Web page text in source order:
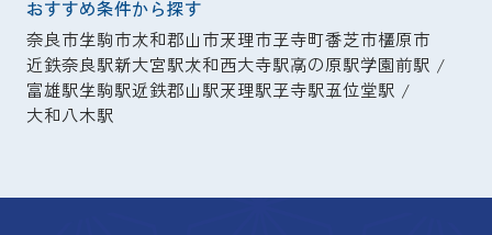
おすすめ条件から探す
奈良市生駒市大和郡山市天理市王寺町香芝市橿原市
近鉄奈良駅新大宮駅大和西大寺駅高の原駅学園前駅
富雄駅生駒駅近鉄郡山駅天理駅王寺駅五位堂駅
大和八木駅